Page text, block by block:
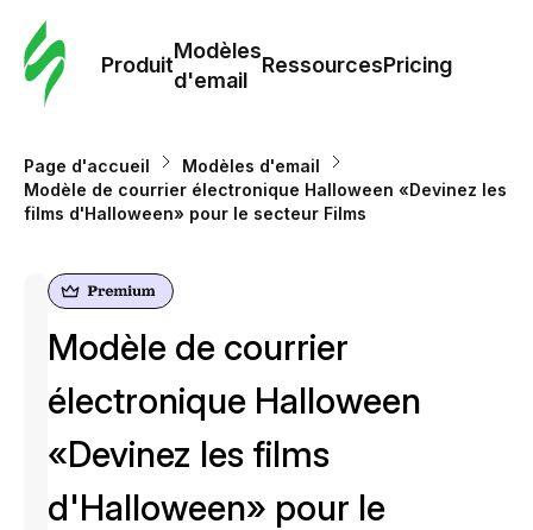
Produit
Modèles
d'email
RessourcesPricing
Page d'accueil
Modèles d'email
Modèle de courrier électronique Halloween «Devinez les
films d'Halloween» pour le secteur Films
Modèle de courrier
électronique Halloween
«Devinez les films
d'Halloween» pour le